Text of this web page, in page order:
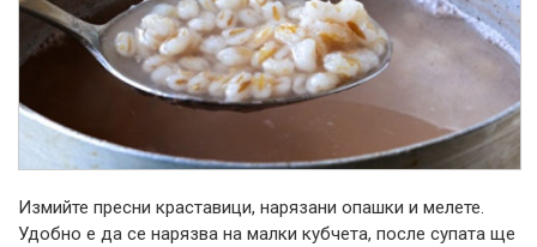
Измийте пресни краставици, нарязани опашки и мелете.
Удобно е да се нарязва на малки кубчета, после супата ще